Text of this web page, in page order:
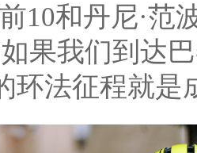
10和丹尼·范
果我们到达
环法征程就是